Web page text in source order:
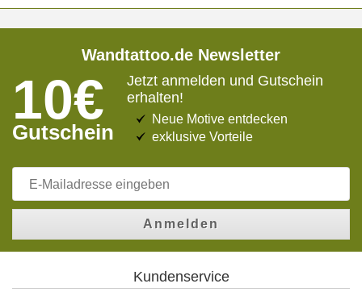
Wandtattoo.de Newsletter
10€
Gutschein
Jetzt anmelden und Gutschein
erhalten!
Neue Motive entdecken
exklusive Vorteile
Anmelden
Kundenservice